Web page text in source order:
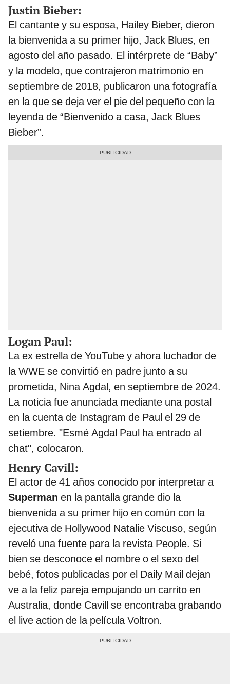
Justin Bieber:
El cantante y su esposa, Hailey Bieber, dieron
la bienvenida a su primer hijo, Jack Blues, en
agosto del año pasado. El intérprete de “Baby”
y la modelo, que contrajeron matrimonio en
septiembre de 2018, publicaron una fotografía
en la que se deja ver el pie del pequeño con la
leyenda de “Bienvenido a casa, Jack Blues
Bieber”.
Logan Paul:
La ex estrella de YouTube y ahora luchador de
la WWE se convirtió en padre junto a su
prometida, Nina Agdal, en septiembre de 2024.
La noticia fue anunciada mediante una postal
en la cuenta de Instagram de Paul el 29 de
setiembre. "Esmé Agdal Paul ha entrado al
chat", colocaron.
Henry Cavill:
El actor de 41 años conocido por interpretar a
Superman en la pantalla grande dio la
bienvenida a su primer hijo en común con la
ejecutiva de Hollywood Natalie Viscuso, según
reveló una fuente para la revista People. Si
bien se desconoce el nombre o el sexo del
bebé, fotos publicadas por el Daily Mail dejan
ve a la feliz pareja empujando un carrito en
Australia, donde Cavill se encontraba grabando
el live action de la película Voltron.